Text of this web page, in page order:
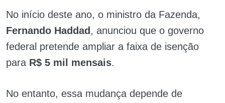
No início deste ano, o ministro da Fazenda,
Fernando Haddad, anunciou que o governo
federal pretende ampliar a faixa de isenção
para R$ 5 mil mensais.
No entanto, essa mudança depende de